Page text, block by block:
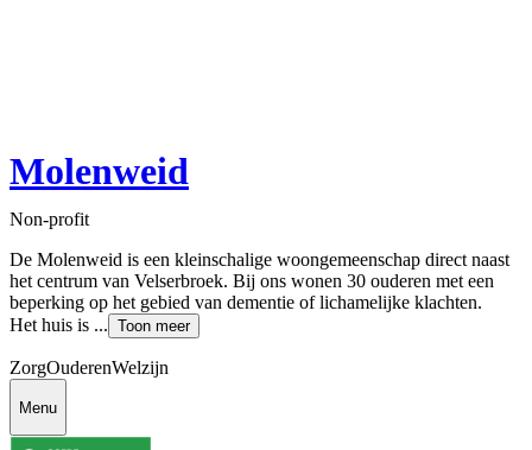
Molenweid
Non-profit
De Molenweid is een kleinschalige woongemeenschap direct naast
het centrum van Velserbroek. Bij ons wonen 30 ouderen met een
beperking op het gebied van dementie of lichamelijke klachten.
Het huis is ... Toon meer
ZorgOuderenWelzijn
Menu